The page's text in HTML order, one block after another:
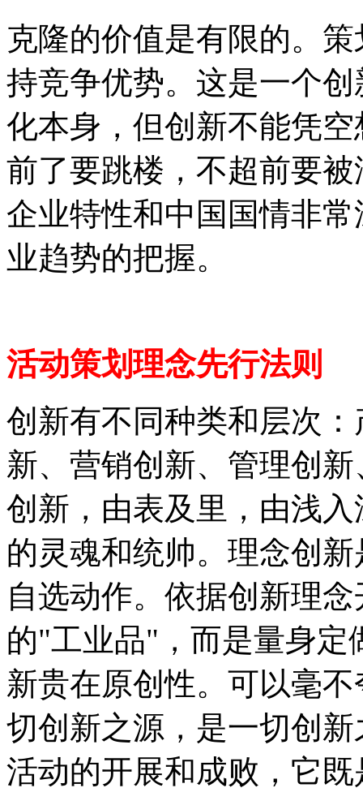
克隆的价值是有限的。
持竞争优势。这是一个
化本身，但创新不能凭
前了要跳楼，不超前要
企业特性和中国国情非
业趋势的把握。
活动策划理念先行法则
创新有不同种类和层次
新、营销创新、管理创
创新，由表及里，由浅
的灵魂和统帅。理念创
自选动作。依据创新理
的"工业品"，而是量身
新贵在原创性。可以毫
切创新之源，是一切创
活动的开展和成败，它